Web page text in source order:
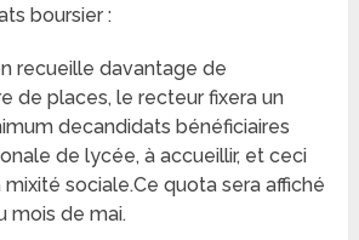
boursier :
recueille davantage de
de places, le recteur fixera un
decandidats bénéficiaires
de lycée, à accueillir, et ceci
mixité sociale.Ce quota sera affiché
mois de mai.